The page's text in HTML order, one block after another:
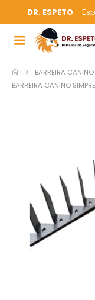
DR. ESPETO–
BARREIRA
BARREIRA CANINO